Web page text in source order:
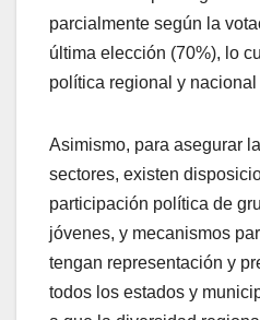
parcialmente según la
última elección (70%), lo
política regional y
Asimismo, para asegurar
sectores, existen
participación política de
jóvenes, y mecanismos
tengan representación y
todos los estados y